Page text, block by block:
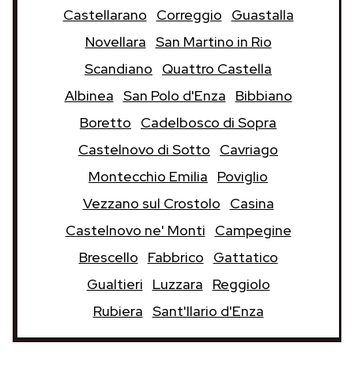
Castellarano
Correggio
Guastalla
Novellara San Martino in Rio
Scandiano
Quattro Castella
Albinea San Polo d'Enza
Bibbiano
Boretto
Cadelbosco di Sopra
Castelnovo di Sotto
Cavriago
Montecchio Emilia
Poviglio
Vezzano sul Crostolo
Casina
Castelnovo ne' Monti
Campegine
Brescello
Fabbrico
Gattatico
Gualtieri
Luzzara
Reggiolo
Rubiera Sant'Ilario d'Enza